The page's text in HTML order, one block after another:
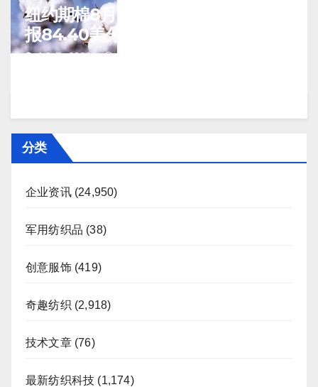
纽约期棉8月7日(周五)收涨12月合约
报84.40美分/磅
J 8 月, 2026 TENG
分类
企业资讯(24,950)
军用纺织品 (38)
创意服饰(419)
奇趣纺织 (2,918)
技术文章(76)
最新纺织科技 (1,174)